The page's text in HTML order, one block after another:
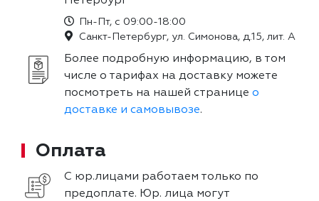
Пн-Пт, с 09:00-18:00
Санкт-Петербург, ул. Симонова, д.15, лит. А
Более подробную информацию, в том
числе о тарифах на доставку можете
посмотреть на нашей странице о
доставке и самовывозе.
Оплата
С юр.лицами работаем только по
предоплате. Юр. лица могут